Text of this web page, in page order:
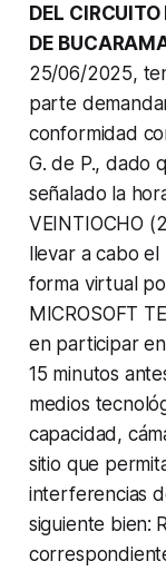
DEL
DE
25/06/2025,
parte
conformidad
G. de P., dado
señalado la
VEINTIOCHO
llevar a cabo el
forma virtual
MICROSOFT
en participar
15 minutos
medios
capacidad,
sitio que
interferencias
siguiente bien: